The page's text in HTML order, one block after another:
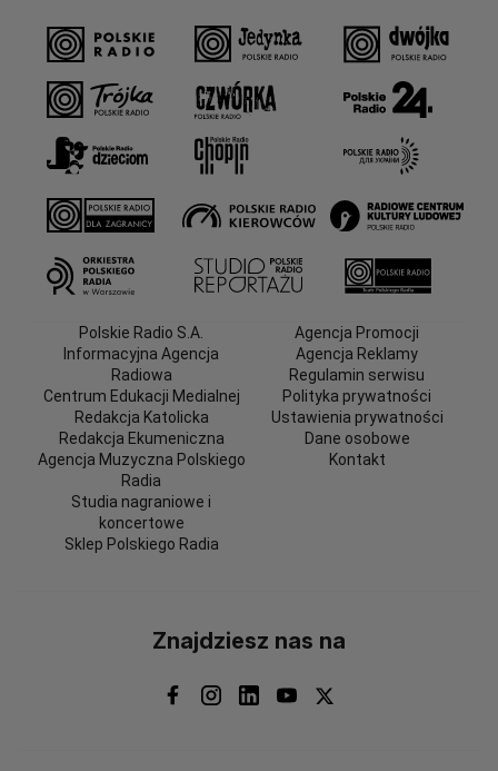
Polskie Radio S.A.
Informacyjna Agencja
Radiowa
Centrum Edukacji Medialnej
Redakcja Katolicka
Redakcja Ekumeniczna
Agencja Muzyczna Polskiego
Radia
Studia nagraniowe i
koncertowe
Sklep Polskiego Radia
Agencja Promocji
Agencja Reklamy
Regulamin serwisu
Polityka prywatności
Ustawienia prywatności
Dane osobowe
Kontakt
Znajdziesz nas na